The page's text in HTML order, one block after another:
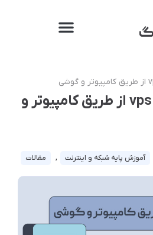
آموزش اتصال به vps از طریق کامپیوتر و
آموزش پایه شبکه و اینترنت , مقالات